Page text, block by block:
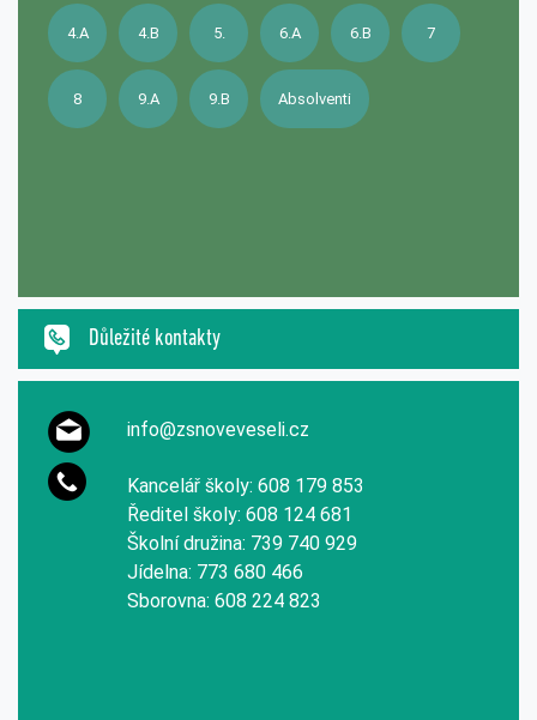
4.A 4.B 5. 6.A 6.B 7
8 9.A 9.B Absolventi
Důležité kontakty
info@zsnoveveseli.cz
Kancelář školy: 608 179 853
Ředitel školy: 608 124 681
Školní družina: 739 740 929
Jídelna: 773 680 466
Sborovna: 608 224 823